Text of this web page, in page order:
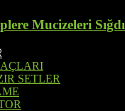
Mucizeleri
SETLER